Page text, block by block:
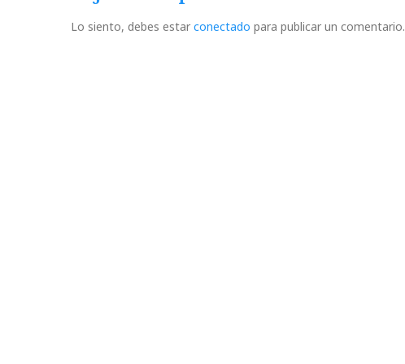
Lo siento, debes estar conectado para publicar un comentario.